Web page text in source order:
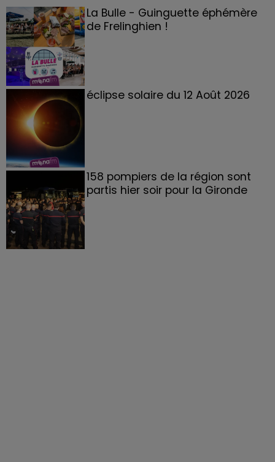
La Bulle - Guinguette éphémère
de Frelinghien !
éclipse solaire du 12 Août 2026
158 pompiers de la région sont
partis hier soir pour la Gironde